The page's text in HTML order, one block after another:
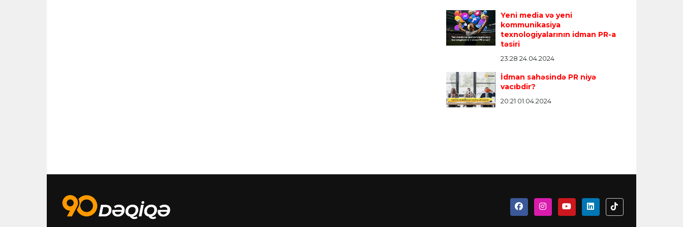
Yeni media və yeni
kommunikasiya
texnologiyalarının idman PR-a
təsiri
23:28 24.04.2024
İdman sahəsində PR niyə
vacıbdir?
20:21 01.04.2024